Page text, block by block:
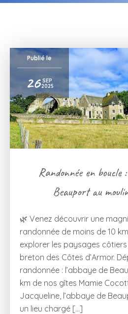
Publié le
26 SEP
2025
Randonnée en boucle :
Beauport au
🌿 Venez découvrir une
randonnée de moins de 10
explorer les paysages
breton des Côtes d’Armor.
randonnée : l’abbaye de
km de nos gîtes Mamie
Jacqueline, l’abbaye de
un lieu chargé […]